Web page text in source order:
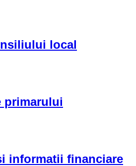
local
primarului
informatii financiare